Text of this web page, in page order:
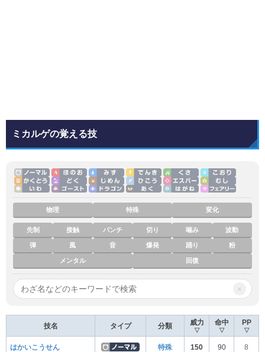
ミカルゲの覚える技
物理 特殊 変化
先制 接触 パンチ 切り 噛み 波動
弾 風 音 爆発 踊り 粉
メンタル 回復
×
技名 タイプ 分類 威力
▽
命中
▽
PP
▽
はかいこうせん 特殊 150 90 8